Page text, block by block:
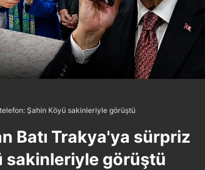
Şahin Köyü sakinleriyle görüştü
Batı Trakya'ya sürpriz
sakinleriyle görüştü